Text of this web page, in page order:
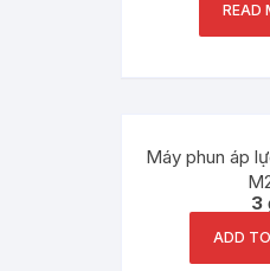
READ
Máy phun áp
3
ADD